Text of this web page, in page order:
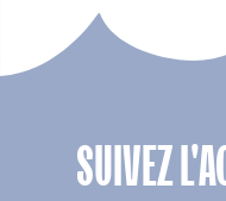
SUIVEZ